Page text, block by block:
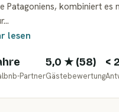
Patagoniens, kombiniert es
lesen
Partner
5,0 ★ (58)
Gästebewertung
<